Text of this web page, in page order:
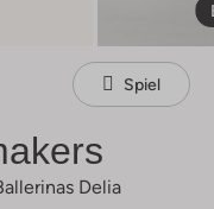
Spiel
Delia